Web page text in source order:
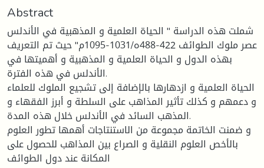
Abstract
شملت هذه الدراسة " الحياة العلمية و المذهبية في الأندلس
عصر ملوك الطوائف 422-488ه/1031-1095م" حيث تم التعريف
بهذه الدول و الحياة العلمية و المذهبية و أهميتها في
الأندلس في هذه الفترة.
الحياة العلمية و ازدهارها بالإضافة إلى تشجيع الملوك للعلماء
و دعمهم و كذلك تأثير المذاهب على السلطة و أبرز الفقهاء و
المذهب السائد في الأندلس خلال هذه المدة.
و ضمنت الخاتمة مجموعة من الاستنتاجات أهمها تطور العلوم
بالأخص العلوم النقلية و الصراع بين المذاهب للحصول على
المكانة عند دول الطوائف